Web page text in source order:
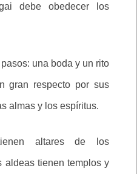
debe obedecer los
una boda y un rito
gran respecto por sus
almas y los espíritus.
altares de los
aldeas tienen templos y